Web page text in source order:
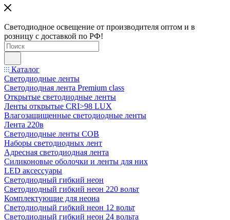
Светодиодное освещение от производителя оптом и в
розницу с доставкой по РФ!
Каталог
Светодиодные ленты
Светодиодная лента Premium class
Открытые светодиодные ленты
Ленты открытые CRI>98 LUX
Влагозащищенные светодиодные ленты
Лента 220в
Светодиодные ленты COB
Наборы светодиодных лент
Адресная светодиодная лента
Силиконовые оболочки и ленты для них
LED аксессуары
Светодиодный гибкий неон
Светодиодный гибкий неон 220 вольт
Комплектующие для неона
Светодиодный гибкий неон 12 вольт
Светодиодный гибкий неон 24 вольта